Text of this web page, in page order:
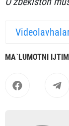
MА`LUMOTNI